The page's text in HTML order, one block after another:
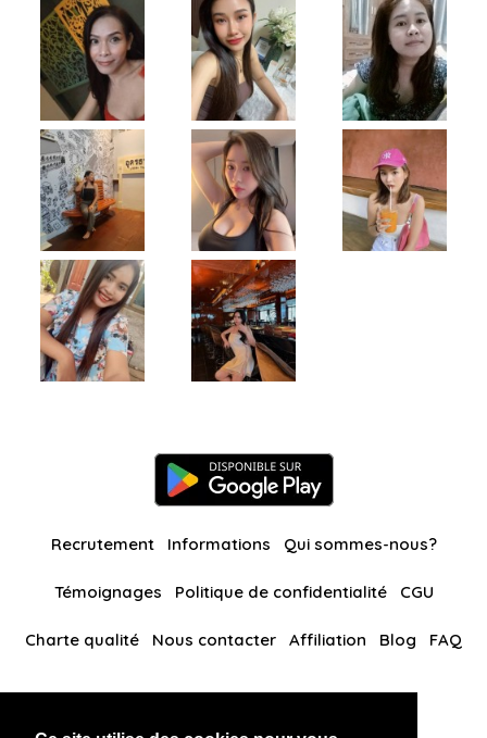
Recrutement Informations Qui sommes-nous?
Témoignages Politique de confidentialité CGU
Charte qualité Nous contacter Affiliation Blog FAQ